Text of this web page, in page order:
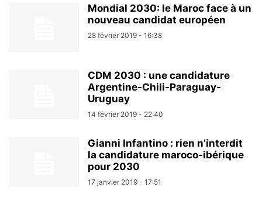
Mondial 2030: le Maroc face à un
nouveau candidat européen
28 février 2019 - 16:38
CDM 2030 : une candidature
Argentine-Chili-Paraguay-
Uruguay
14 février 2019 - 22:40
Gianni Infantino : rien n’interdit
la candidature maroco-ibérique
pour 2030
17 janvier 2019 - 17:51